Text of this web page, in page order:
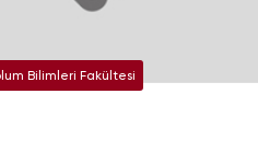
Bilimleri Fakültesi